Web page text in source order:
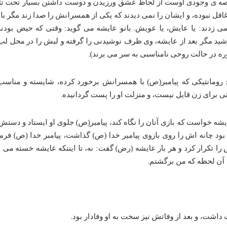
وجودی اوست از لحاظ عشق ورزیدن و دوست داشتن بسیار تحت
نبوده، و ایشان را نمی دیدند که یکی از همسرانش را صدا زند مگر
زدند: یا عایش، یا عویش. بانو عایشه می گوید: وقتی که حیض
مگر بعد از عایشه، وی ظرف نوشیدنی را گرفته و لبش را در محل
در حالت روحی نامناسبی به سر می برند).
رومانتیکی که پیامبر(ص) با همسرانش برخورد کرده، شایسته و
برای زن قایل نیست، و منزلت او را پست گردانیده.
خواست که بازی آنان را نگاه کند، پیامبر(ص) جلوی او ایستاد و
چانه اش را روی بازوی پیامیر خدا (ص) گذاشت، پیامبر خدا (ص)
کرد و هر بار عایشه (رض) گفت: نه، تا اینتکه عایشه خسته می
آن لحظه که من برگشتم.
و بعد از وفاتش نیز سخت به او وفادار بود.